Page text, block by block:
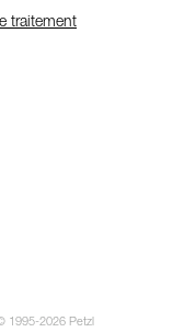
traitement
1995-2026 Petzl